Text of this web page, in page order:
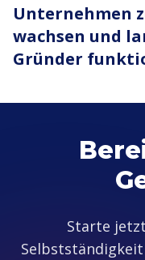
Unternehmen
wachsen und
Gründer
Starte